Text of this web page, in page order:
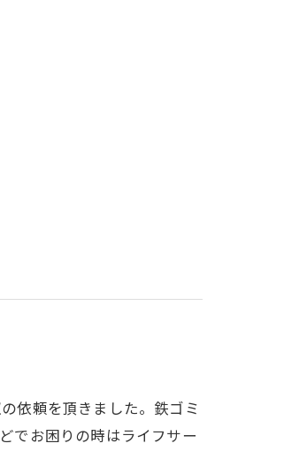
依頼を頂きました。鉄ゴミ
でお困りの時はライフサー